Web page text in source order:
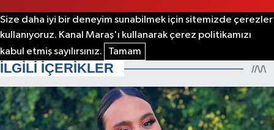
Size daha iyi bir deneyim sunabilmek için sitemizde çerezler
kullanıyoruz. Kanal Maraş'ı kullanarak çerez politikamızı
kabul etmiş sayılırsınız.
Tamam